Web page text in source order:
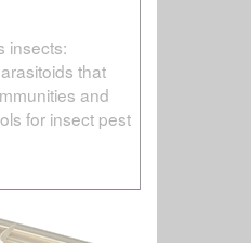
insects:
that
and
for insect pest